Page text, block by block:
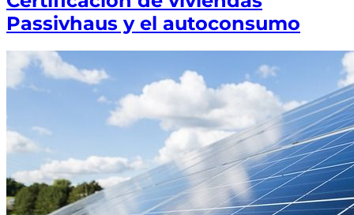
Passivhaus y el autoconsumo